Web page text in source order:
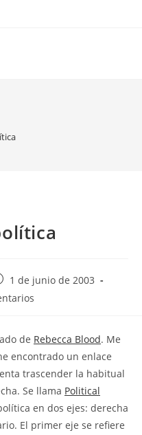
1 de junio de 2003
de Rebecca Blood. Me
encontrado un enlace
trascender la habitual
Se llama Political
en dos ejes: derecha
El primer eje se refiere